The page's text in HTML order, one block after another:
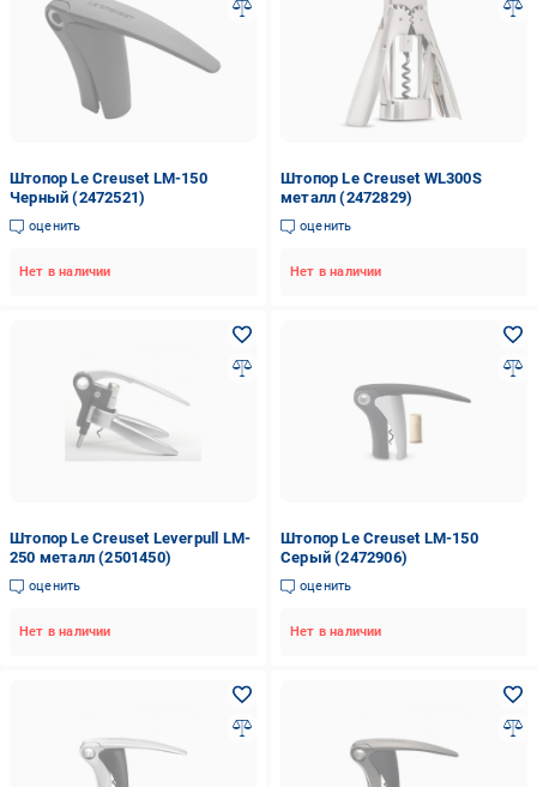
Штопор Le Creuset LM-150
Черный (2472521)
оценить
Нет в наличии
Штопор Le Creuset WL300S
металл (2472829)
оценить
Нет в наличии
Штопор Le Creuset Leverpull LM-
250 металл (2501450)
оценить
Нет в наличии
Штопор Le Creuset LM-150
Серый (2472906)
оценить
Нет в наличии